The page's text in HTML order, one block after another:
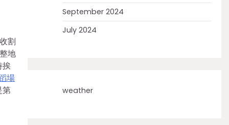
割
地
挨
場
第
September 2024
July 2024
weather